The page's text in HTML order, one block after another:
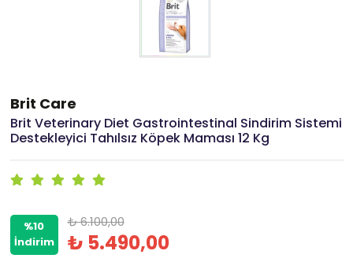
Brit Care
Brit Veterinary Diet Gastrointestinal Sindirim Sistemi
Destekleyici Tahılsız Köpek Maması 12 Kg
%10
İndirim
₺ 6.100,00
₺ 5.490,00